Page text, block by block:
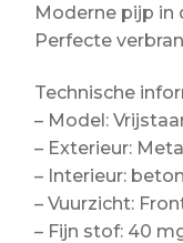
Moderne pijp in
Perfecte
Technische
– Model:
– Exterieur:
– Interieur:
– Vuurzicht:
– Fijn stof: 40